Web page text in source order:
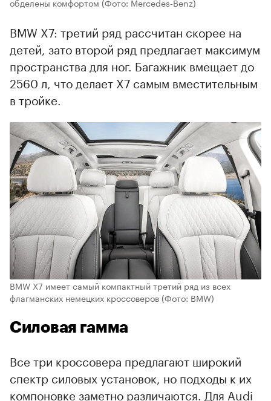
обделены комфортом (Фото: Mercedes‑Benz)
BMW X7: третий ряд рассчитан скорее на
детей, зато второй ряд предлагает максимум
пространства для ног. Багажник вмещает до
2560 л, что делает X7 самым вместительным
в тройке.
BMW X7 имеет самый компактный третий ряд из всех
флагманских немецких кроссоверов(Фото: BMW)
Силовая гамма
Все три кроссовера предлагают широкий
спектр силовых установок, но подходы к их
компоновке заметно различаются. Для Audi